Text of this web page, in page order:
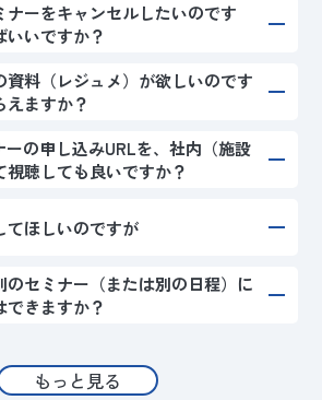
ナーをキャンセルしたいのです
いいですか？
資料（レジュメ）が欲しいのです
えますか？
ーの申し込みURLを、社内（施設
視聴しても良いですか？
てほしいのですが
のセミナー（または別の日程）に
できますか？
もっと見る